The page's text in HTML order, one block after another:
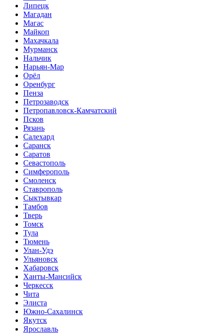
Липецк
Магадан
Магас
Майкоп
Махачкала
Мурманск
Нальчик
Нарьян-Мар
Орёл
Оренбург
Пенза
Петрозаводск
Петропавловск-Камчатский
Псков
Рязань
Салехард
Саранск
Саратов
Севастополь
Симферополь
Смоленск
Ставрополь
Сыктывкар
Тамбов
Тверь
Томск
Тула
Тюмень
Улан-Удэ
Ульяновск
Хабаровск
Ханты-Мансийск
Черкесск
Чита
Элиста
Южно-Сахалинск
Якутск
Ярославль